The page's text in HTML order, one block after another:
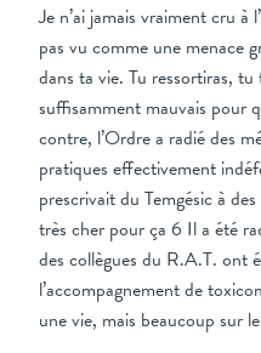
Je n’ai jamais vraiment cru à
pas vu comme une menace
dans ta vie. Tu ressortiras,
suffisamment mauvais pour
contre, l’Ordre a radié des
pratiques effectivement
prescrivait du Temgésic à
très cher pour ça 6 Il a été
des collègues du R.A.T. ont
l’accompagnement de
une vie, mais beaucoup sur